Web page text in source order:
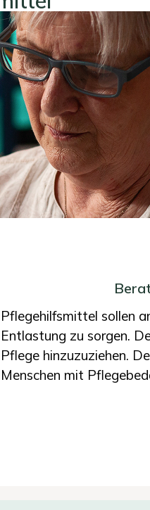
Pflegehilfsmittel sollen
Entlastung zu sorgen.
Pflege hinzuzuziehen.
Menschen mit